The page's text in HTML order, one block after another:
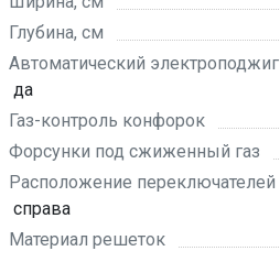
Глубина, см
Автоматический электроподжиг
да
Газ-контроль конфорок
Форсунки под сжиженный газ
Расположение переключателей
справа
Материал решеток